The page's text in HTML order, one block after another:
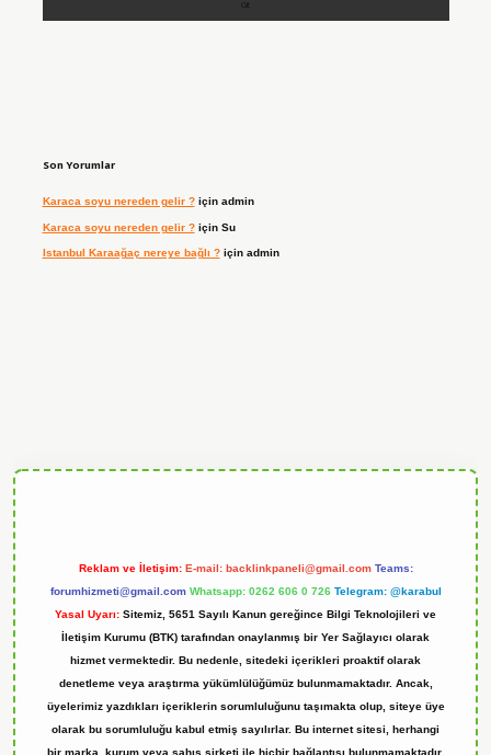
Son Yorumlar
Karaca soyu nereden gelir ?için admin
Karaca soyu nereden gelir ?için Su
Istanbul Karaağaç nereye bağlı ?için admin
Reklam ve İletişim: E-mail: backlinkpaneli@gmail.com Teams:
forumhizmeti@gmail.com Whatsapp: 0262 606 0 726 Telegram: @karabul
Yasal Uyarı: Sitemiz, 5651 Sayılı Kanun gereğince Bilgi Teknolojileri ve
İletişim Kurumu (BTK) tarafından onaylanmış bir Yer Sağlayıcı olarak
hizmet vermektedir. Bu nedenle, sitedeki içerikleri proaktif olarak
denetleme veya araştırma yükümlülüğümüz bulunmamaktadır. Ancak,
üyelerimiz yazdıkları içeriklerin sorumluluğunu taşımakta olup, siteye üye
olarak bu sorumluluğu kabul etmiş sayılırlar. Bu internet sitesi, herhangi
bir marka, kurum veya şahıs şirketi ile hiçbir bağlantısı bulunmamaktadır.